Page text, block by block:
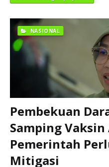
NASIONAL
Pembekuan
Samping
Pemerintah
Mitigasi